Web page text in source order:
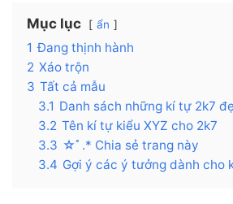
Mục lục ẩn
1 Đang thịnh hành
2 Xáo trộn
3 Tất cả mẫu
3.1 Danh sách những kí tự 2k7
3.2 Tên kí tự kiểu XYZ cho 2k7
3.3 ☆ﾟ.* Chia sẻ trang này
3.4 Gợi ý các ý tưởng dành cho